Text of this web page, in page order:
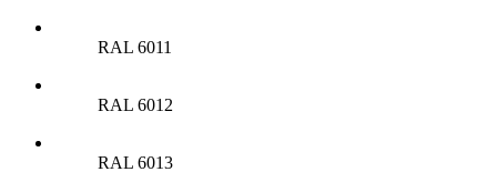
RAL 6011
RAL 6012
RAL 6013